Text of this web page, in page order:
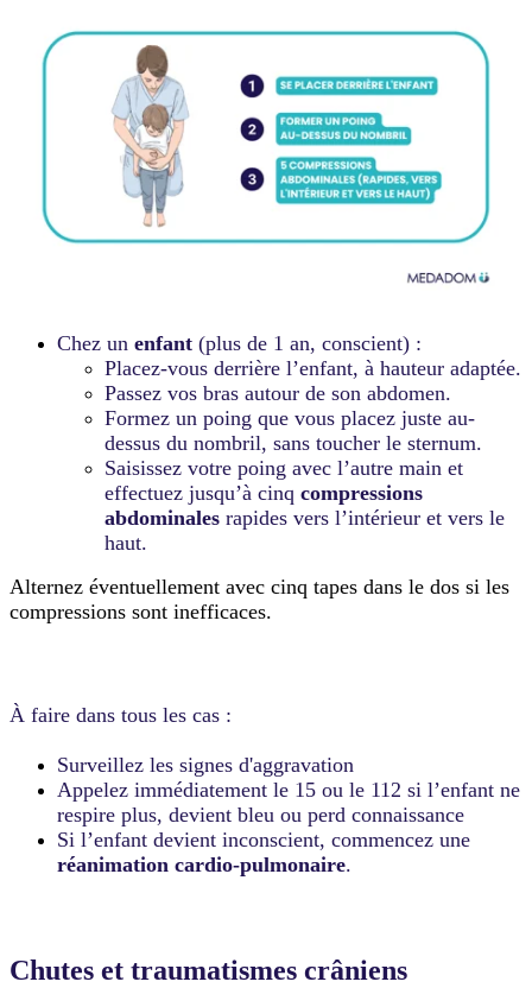
Chez un enfant (plus de 1 an, conscient) :
Placez-vous derrière l’enfant, à hauteur adaptée.
Passez vos bras autour de son abdomen.
Formez un poing que vous placez juste au-
dessus du nombril, sans toucher le sternum.
Saisissez votre poing avec l’autre main et
effectuez jusqu’à cinq compressions
abdominales rapides vers l’intérieur et vers le
haut.
Alternez éventuellement avec cinq tapes dans le dos si les
compressions sont inefficaces.
À faire dans tous les cas :
Surveillez les signes d'aggravation
Appelez immédiatement le 15 ou le 112 si l’enfant ne
respire plus, devient bleu ou perd connaissance
Si l’enfant devient inconscient, commencez une
réanimation cardio-pulmonaire.
Chutes et traumatismes crâniens